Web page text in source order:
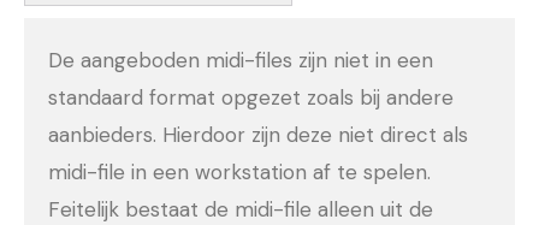
De aangeboden midi-files zijn niet in een
standaard format opgezet zoals bij andere
aanbieders. Hierdoor zijn deze niet direct als
midi-file in een workstation af te spelen.
Feitelijk bestaat de midi-file alleen uit de